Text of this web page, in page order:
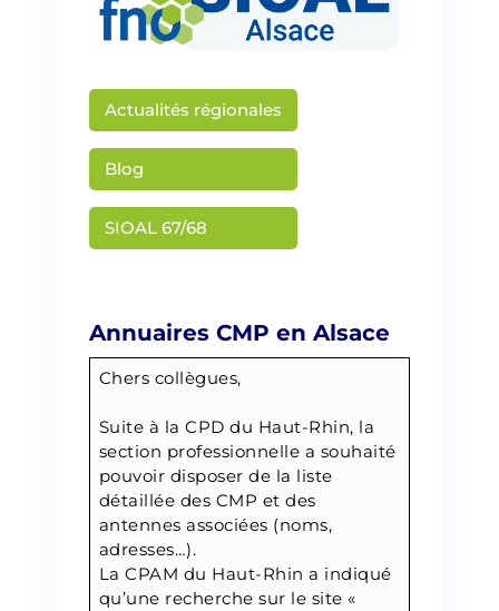
Actualités régionales
Blog
SIOAL 67/68
Annuaires CMP en Alsace
Chers collègues,
Suite à la CPD du Haut-Rhin, la
section professionnelle a souhaité
pouvoir disposer de la liste
détaillée des CMP et des
antennes associées (noms,
adresses…).
La CPAM du Haut-Rhin a indiqué
qu’une recherche sur le site «